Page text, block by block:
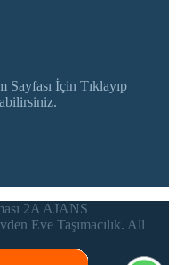
İçin Tıklayıp
2A AJANS
Eve Taşımacılık. All